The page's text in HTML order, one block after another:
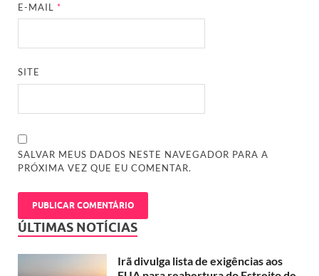
E-MAIL*
SITE
SALVAR MEUS DADOS NESTE NAVEGADOR PARA A
PRÓXIMA VEZ QUE EU COMENTAR.
ÚLTIMAS NOTÍCIAS
Irã divulga lista de exigências aos